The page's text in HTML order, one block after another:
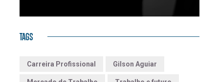
TAGS
Carreira Profissional Gilson Aguiar